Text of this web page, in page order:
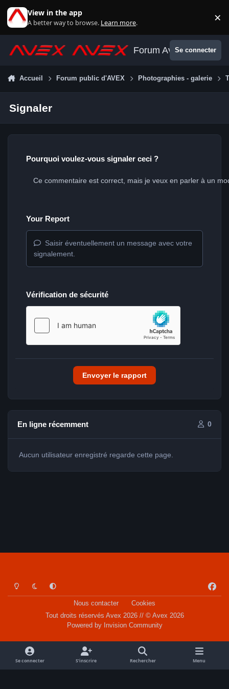
View in the app
A better way to browse. Learn more. ×
Forum AvexSe connecter
Accueil Forum public d'AVEX Photographies - galerie
Signaler
Pourquoi voulez-vous signaler ceci ?
Your Report
Saisir éventuellement un message avec votre
signalement.
Vérification de sécurité
Envoyer le rapport
En ligne récemment 0
Aucun utilisateur enregistré regarde cette page.
Light ModeDark ModeSystem Preference
a
o
k
Nous contacter
Cookies
Tout droits réservés Avex 2026 // © Avex 2026
Powered by Invision Community
Se connecter S’inscrire Rechercher Menu